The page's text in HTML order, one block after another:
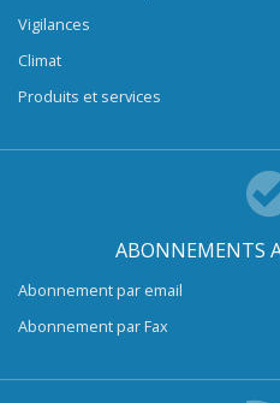
Vigilances
Climat
Produits et services
ABONNEMENTS
Abonnement par email
Abonnement par Fax